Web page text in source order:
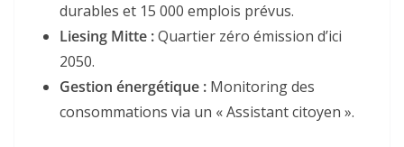
durables et 15 000 emplois prévus.
Liesing Mitte :Quartier zéro émission d’ici
2050.
Gestion énergétique : Monitoring des
consommations via un « Assistant citoyen ».